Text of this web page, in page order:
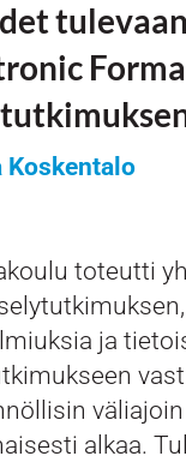
tulevaan
Koskentalo
toteutti
ja
alkaa.